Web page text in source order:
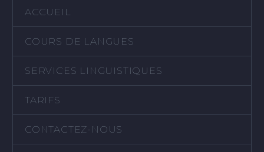
ACCUEIL
COURS DE LANGUES
SERVICES LINGUISTIQUES
TARIFS
CONTACTEZ-NOUS